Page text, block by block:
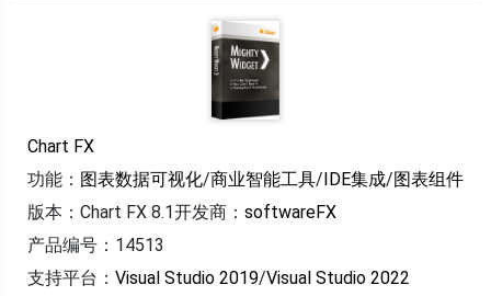
Chart FX
功能： 图表数据可视化/商业智能工具/IDE集成/图表组件
版本：Chart FX 8.1开发商： softwareFX
产品编号：14513
支持平台： Visual Studio 2019/Visual Studio 2022